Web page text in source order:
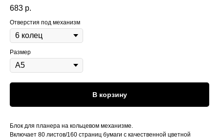
683 р.
Отверстия под механизм
Размер
В корзину
Блок для планера на кольцевом механизме.
Включает 80 листов/160 страниц бумаги с качественной цветной